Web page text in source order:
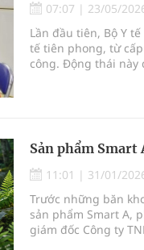
ngoại viện toàn quốc
lực tăng trưởng
quyền địa phương
dành nguồn lực
nghị của chuyên gia
07:07 | 23/05/
Lần đầu tiên, Bộ Y
tế tiên phong, từ
công. Động thái này
Sản phẩm Smart
11:01 | 31/01/
Trước những băn
sản phẩm Smart A,
giám đốc Công ty